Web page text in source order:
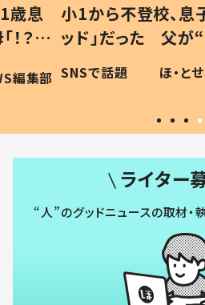
歳息
？」
編集部
小1から不登校、息
ッド」だった 父が
作り続ける理由と
#令和の子
SNSで話題 ほ・と
ライター
“人”のグッドニュースの取材・